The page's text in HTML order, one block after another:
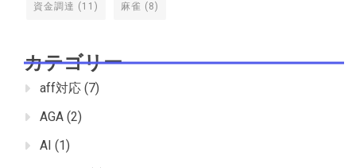
資金調達 (11) 麻雀 (8)
カテゴリー
aff対応 (7)
AGA (2)
AI (1)